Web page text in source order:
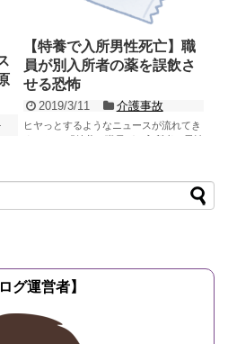
の
【特養で入所男性死亡】職
員が別入所者の薬を誤飲さ
せる恐怖
2019/3/11 介護事故
ヒヤっとするようなニュースが流れてき
ました。 「特養の職員が、入所者の男性
グ運営者】